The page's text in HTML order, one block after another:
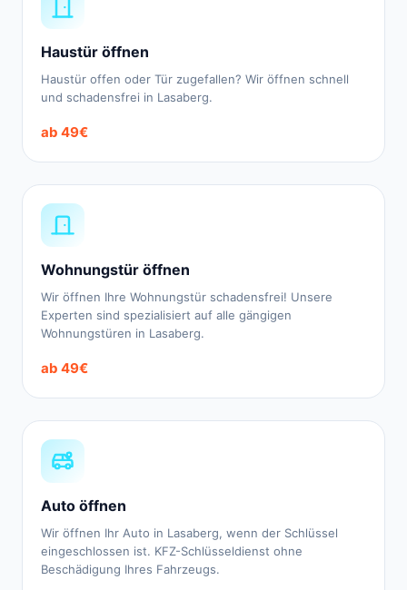
Haustür öffnen
Haustür offen oder Tür zugefallen? Wir öffnen schnell
und schadensfrei in Lasaberg.
ab 49€
Wohnungstür öffnen
Wir öffnen Ihre Wohnungstür schadensfrei! Unsere
Experten sind spezialisiert auf alle gängigen
Wohnungstüren in Lasaberg.
ab 49€
Auto öffnen
Wir öffnen Ihr Auto in Lasaberg, wenn der Schlüssel
eingeschlossen ist. KFZ-Schlüsseldienst ohne
Beschädigung Ihres Fahrzeugs.